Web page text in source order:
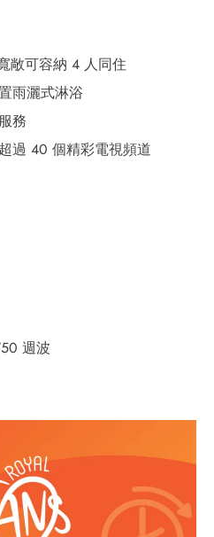
敞可容納 4 人同住
雨灑式淋浴
務
過 40 個精彩電視頻道
週波